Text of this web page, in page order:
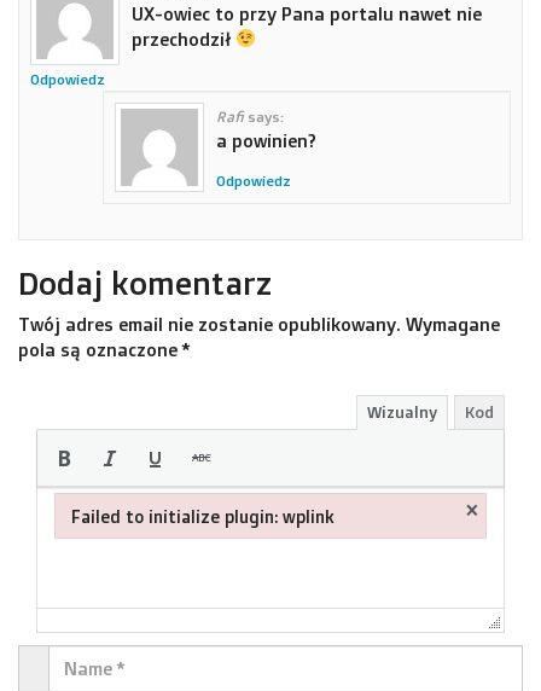
UX-owiec to przy Pana portalu nawet nie
przechodził
Odpowiedz
Rafi says:
a powinien?
Odpowiedz
Dodaj komentarz
Twój adres email nie zostanie opublikowany. Wymagane
pola są oznaczone*
Wizualny Kod
Failed to initialize plugin: wplink ×
Failed to initialize plugin: wplink